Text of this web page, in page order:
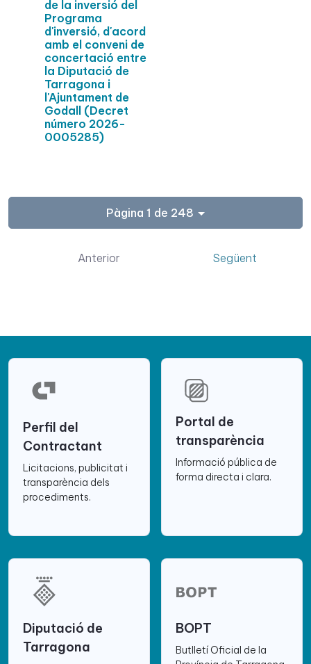
de la inversió del
Programa
d'inversió, d'acord
amb el conveni de
concertació entre
la Diputació de
Tarragona i
l'Ajuntament de
Godall (Decret
número 2026-
0005285)
Pàgina 1 de 248
Anterior Següent
Perfil del
Contractant
Licitacions, publicitat i
transparència dels
procediments.
Portal de
transparència
Informació pública de
forma directa i clara.
Diputació de
Tarragona
BOPT
Butlletí Oficial de la